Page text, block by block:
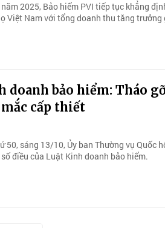
2025, Bảo hiểm PVI tiếp tục khẳng
Việt Nam với tổng doanh thu tăng trưởng
doanh bảo hiểm: Tháo
cấp thiết
50, sáng 13/10, Ủy ban Thường vụ Quốc
điều của Luật Kinh doanh bảo hiểm.